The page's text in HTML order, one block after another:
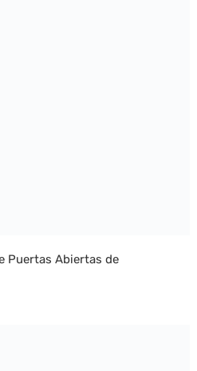
Puertas Abiertas de